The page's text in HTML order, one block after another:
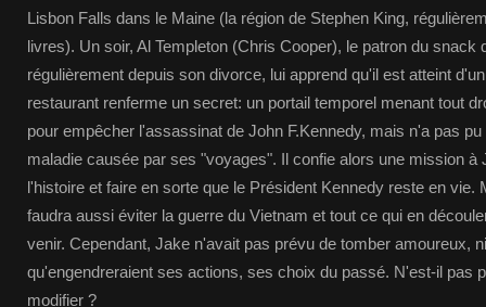
Lisbon Falls dans le Maine (la région de Stephen King,
livres). Un soir, Al Templeton (Chris Cooper), le patron du snack
régulièrement depuis son divorce, lui apprend qu'il est atteint
restaurant renferme un secret: un portail temporel menant tout
pour empêcher l'assassinat de John F.Kennedy, mais n'a pas
maladie causée par ses "voyages". Il confie alors une mission à
l'histoire et faire en sorte que le Président Kennedy reste en vie.
faudra aussi éviter la guerre du Vietnam et tout ce qui en
venir. Cependant, Jake n'avait pas prévu de tomber amoureux,
qu'engendreraient ses actions, ses choix du passé. N'est-il pas
modifier ?